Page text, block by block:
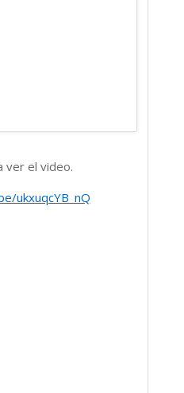
ver el video.
ukxuqcYB_nQ